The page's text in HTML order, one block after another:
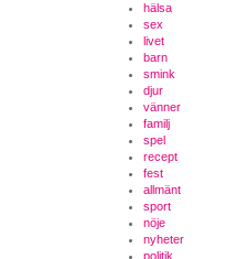
hälsa
sex
livet
barn
smink
djur
vänner
familj
spel
recept
fest
allmänt
sport
nöje
nyheter
politik